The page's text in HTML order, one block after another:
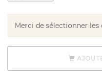
Merci de sélectionner